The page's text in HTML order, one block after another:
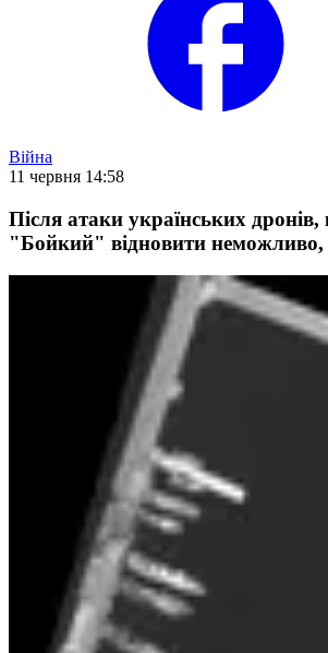
Війна
11 червня 14:58
Після атаки українських дронів,
"Бойкий" відновити неможливо,